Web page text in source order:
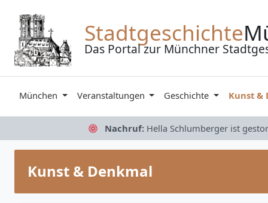
Stadtgeschichte
Das Portal zur Münchner
München Veranstaltungen Geschichte Kunst &
Nachruf: Hella Schlumberger ist
Kunst & Denkmal